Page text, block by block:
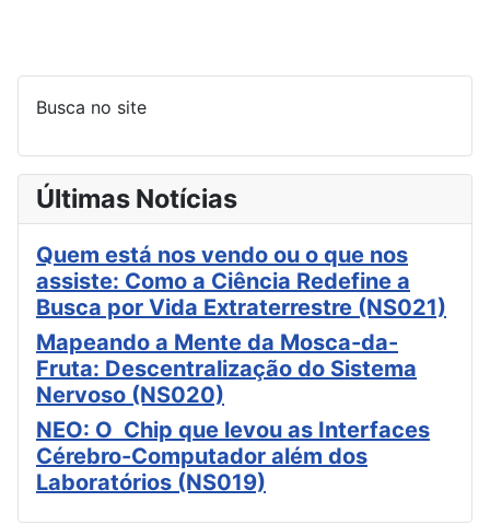
Busca no site
Últimas Notícias
Quem está nos vendo ou o que nos
assiste: Como a Ciência Redefine a
Busca por Vida Extraterrestre (NS021)
Mapeando a Mente da Mosca-da-
Fruta: Descentralização do Sistema
Nervoso (NS020)
NEO: O Chip que levou as Interfaces
Cérebro-Computador além dos
Laboratórios (NS019)